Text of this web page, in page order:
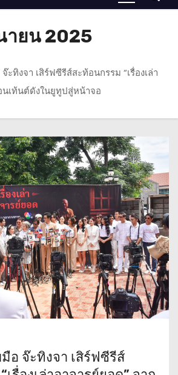
ายน 2025
ะทิงจา เสิร์ฟซีรีส์สะท้อนกรรม “เรื่องเล่า
นเท้นต์ดังในยูทูปสู่หน้าจอ
อ จ๊ะทิงจา เสิร์ฟซีรีส์